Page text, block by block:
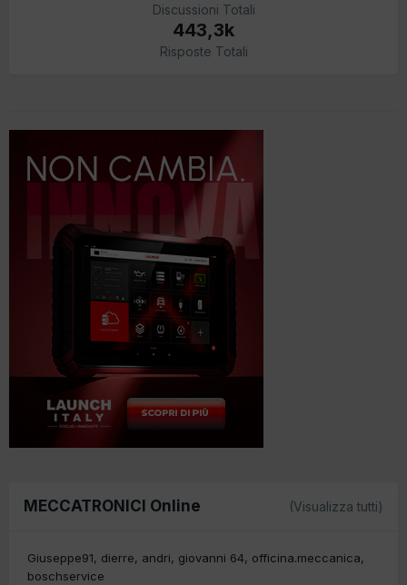
Discussioni Totali
443,3k
Risposte Totali
MECCATRONICI Online (Visualizza tutti)
Giuseppe91 dierre andri giovanni 64
officina.meccanica
boschservice